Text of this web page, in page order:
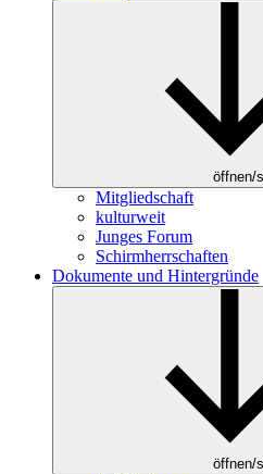
öffnen/
Mitgliedschaft
kulturweit
Junges Forum
Schirmherrschaften
Dokumente und Hintergründe
öffnen/